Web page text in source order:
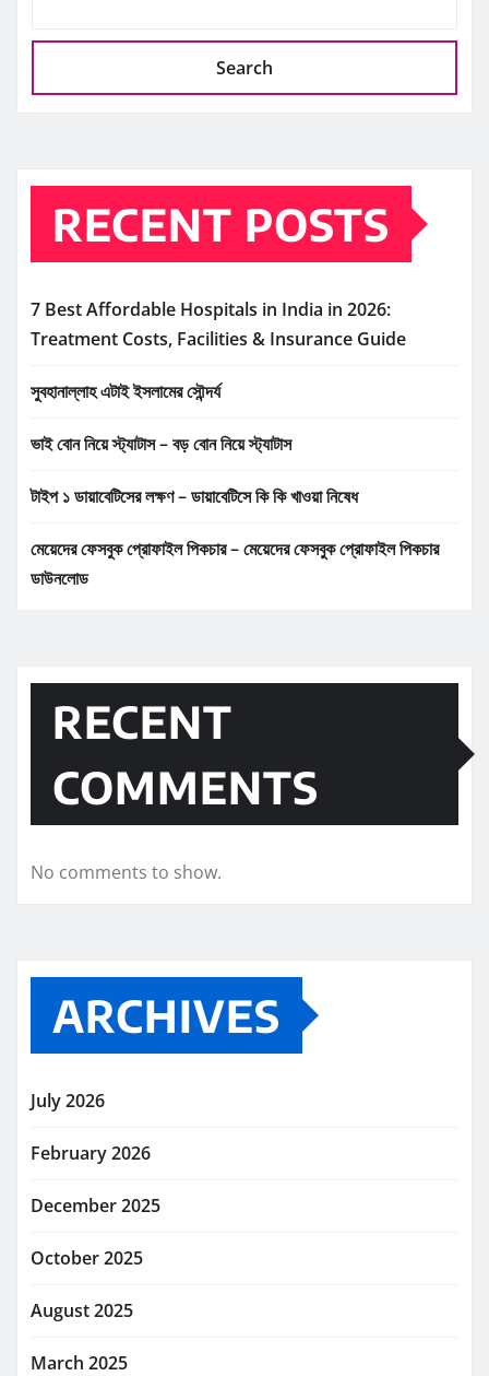
Search
RECENT POSTS
7 Best Affordable Hospitals in India in 2026:
Treatment Costs, Facilities & Insurance Guide
সুবহানাল্লাহ এটাই ইসলামের সৌন্দর্য
ভাই বোন নিয়ে স্ট্যাটাস – বড় বোন নিয়ে স্ট্যাটাস
টাইপ ১ ডায়াবেটিসের লক্ষণ – ডায়াবেটিসে কি কি খাওয়া নিষেধ
মেয়েদের ফেসবুক প্রোফাইল পিকচার – মেয়েদের ফেসবুক প্রোফাইল পিকচার
ডাউনলোড
RECENT
COMMENTS
No comments to show.
ARCHIVES
July 2026
February 2026
December 2025
October 2025
August 2025
March 2025